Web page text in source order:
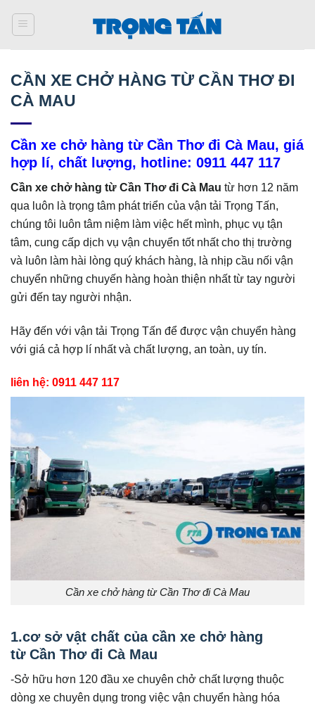
qua
CẦN XE CHỞ HÀNG TỪ CẦN THƠ ĐI
CÀ MAU
Cần xe chở hàng từ Cần Thơ đi Cà Mau, giá
hợp lí, chất lượng, hotline: 0911 447 117
Cần xe chở hàng từ Cần Thơ đi Cà Mau từ hơn 12 năm
qua luôn là trọng tâm phát triển của vận tải Trọng Tấn,
chúng tôi luôn tâm niệm làm việc hết mình, phục vụ tận
tâm, cung cấp dịch vụ vận chuyển tốt nhất cho thị trường
và luôn làm hài lòng quý khách hàng, là nhịp cầu nối vận
chuyển những chuyến hàng hoàn thiện nhất từ tay người
gửi đến tay người nhận.
Hãy đến với vận tải Trọng Tấn để được vận chuyển hàng
với giá cả hợp lí nhất và chất lượng, an toàn, uy tín.
liên hệ: 0911 447 117
Cần xe chở hàng từ Cần Thơ đi Cà Mau
1.cơ sở vật chất của cần xe chở hàng
từ Cần Thơ đi Cà Mau
-Sở hữu hơn 120 đầu xe chuyên chở chất lượng thuộc
dòng xe chuyên dụng trong việc vận chuyển hàng hóa